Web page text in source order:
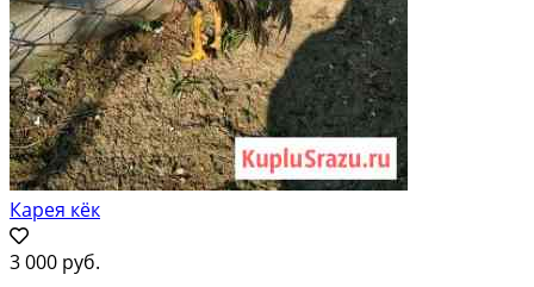
Карея кёк
3 000 руб.